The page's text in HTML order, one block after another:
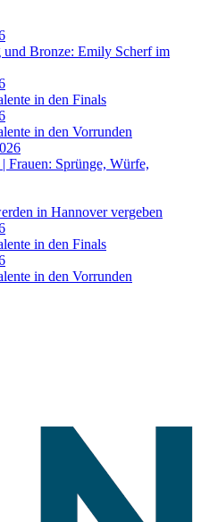
und Bronze: Emily Scherf im
in den Finals
in den Vorrunden
Frauen: Sprünge, Würfe,
in Hannover vergeben
in den Finals
in den Vorrunden